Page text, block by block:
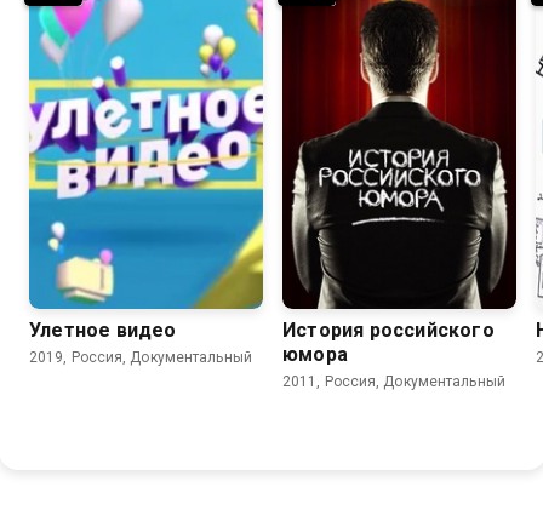
Улетное видео
2019, Россия, Документальный
4.5
История российского
юмора
2011, Россия, Документальный